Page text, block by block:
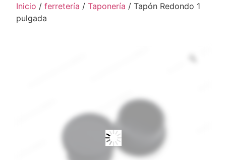
Inicio /ferretería /Taponería / Tapón Redondo 1
pulgada